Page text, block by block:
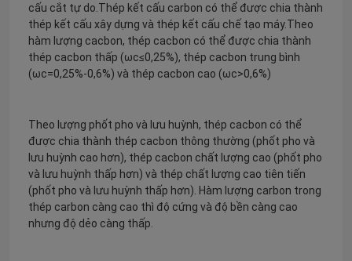
cấu cắt tự do.Thép kết cấu carbon có thể được chia thành
thép kết cấu xây dựng và thép kết cấu chế tạo máy.Theo
hàm lượng cacbon, thép cacbon có thể được chia thành
thép cacbon thấp (ωc≤0,25%), thép cacbon trung bình
(ωc=0,25%-0,6%) và thép cacbon cao (ωc>0,6%)
Theo lượng phốt pho và lưu huỳnh, thép cacbon có thể
được chia thành thép cacbon thông thường (phốt pho và
lưu huỳnh cao hơn), thép cacbon chất lượng cao (phốt pho
và lưu huỳnh thấp hơn) và thép chất lượng cao tiên tiến
(phốt pho và lưu huỳnh thấp hơn). Hàm lượng carbon trong
thép carbon càng cao thì độ cứng và độ bền càng cao
nhưng độ dẻo càng thấp.